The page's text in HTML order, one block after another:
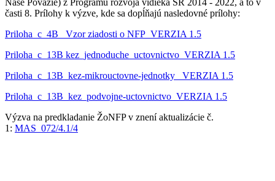
časti 8. Prílohy k výzve, kde sa dopĺňajú nasledovné prílohy:
Priloha_c_4B_ Vzor ziadosti o NFP_VERZIA 1.5
Priloha_c_13B kez_jednoduche_uctovnictvo_VERZIA 1.5
Priloha_c_13B_kez-mikrouctovne-jednotky_ VERZIA 1.5
Priloha_c_13B_kez_podvojne-uctovnictvo_VERZIA 1.5
Výzva na predkladanie ŽoNFP v znení aktualizácie č.
1: MAS_072/4.1/4